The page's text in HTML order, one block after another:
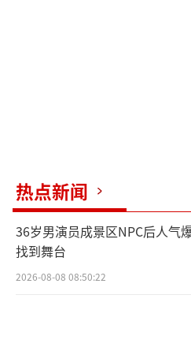
热点新闻
36岁男演员成景区NPC后人气
找到舞台
2026-08-08 08:50:22